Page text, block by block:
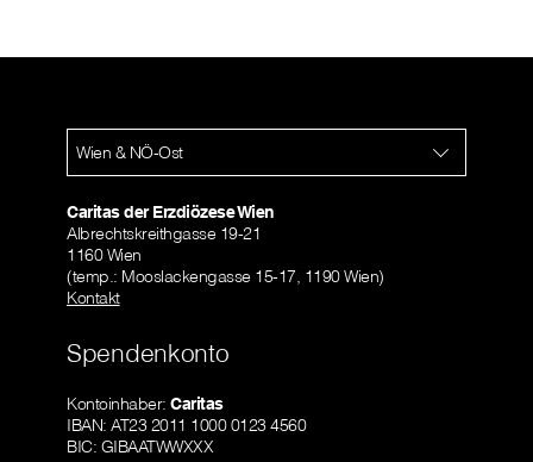
Wien & NÖ-Ost
Caritas der Erzdiözese Wien
Albrechtskreithgasse 19-21
1160 Wien
(temp.: Mooslackengasse 15-17, 1190 Wien)
Kontakt
Spendenkonto
Kontoinhaber: Caritas
IBAN: AT23 2011 1000 0123 4560
BIC: GIBAATWWXXX